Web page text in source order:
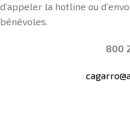
d’appeler la hotline ou
bénévoles.
800